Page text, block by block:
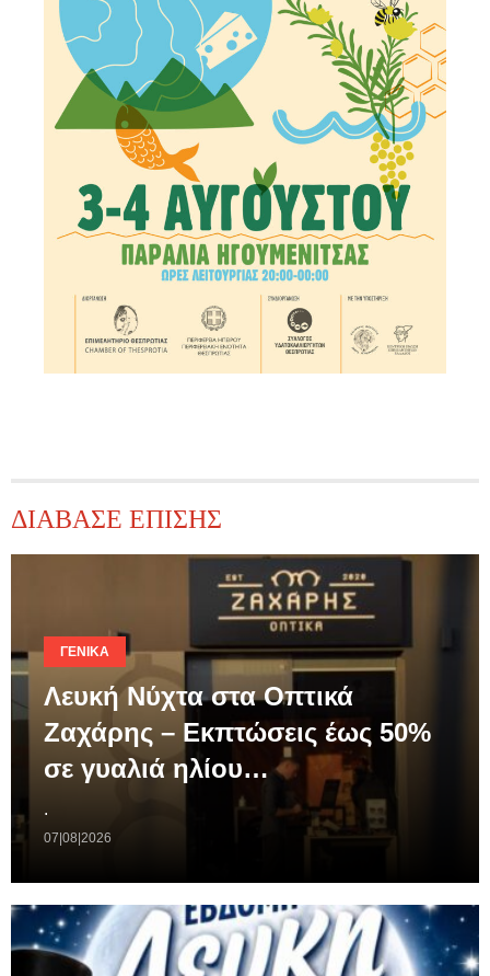
ΔΙΑΒΑΣΕ ΕΠΙΣΗΣ
ΓΕΝΙΚΆ
Λευκή Νύχτα στα Οπτικά
Ζαχάρης – Εκπτώσεις έως 50%
σε γυαλιά ηλίου…
.
07|08|2026